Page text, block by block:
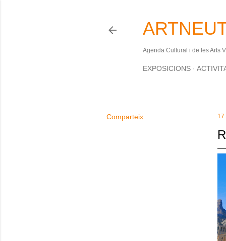
Agenda Cultural i de les Arts
EXPOSICIONS
Comparteix